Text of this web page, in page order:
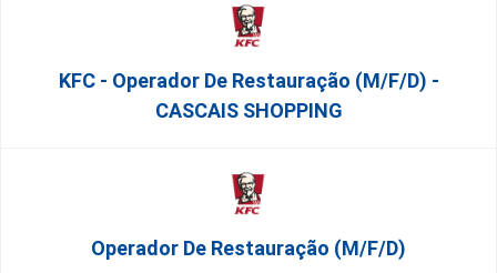
KFC - Operador De Restauração (m/f/d) -
CASCAIS SHOPPING
Operador De Restauração (m/f/d)